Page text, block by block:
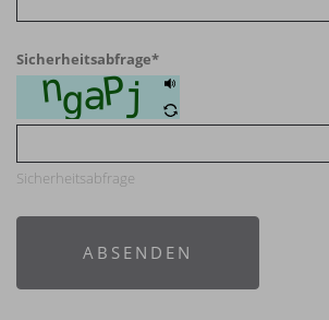
Sicherheitsabfrage*
Sicherheitsabfrage
ABSENDEN